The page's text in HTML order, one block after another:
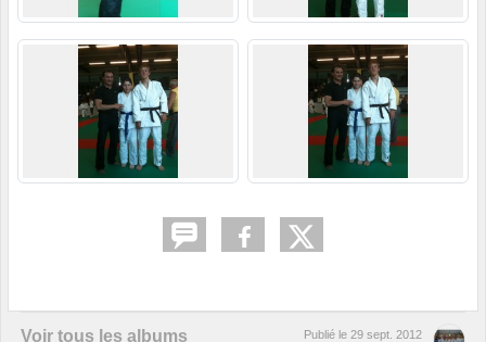
Voir tous les albums
Publié le 29 sept. 2012